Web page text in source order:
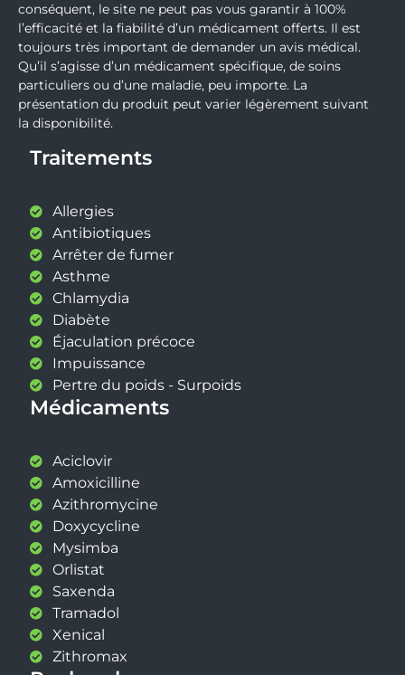
conséquent, le site ne peut pas vous garantir à 100%
l’efficacité et la fiabilité d’un médicament offerts. Il est
toujours très important de demander un avis médical.
Qu’il s’agisse d’un médicament spécifique, de soins
particuliers ou d’une maladie, peu importe. La
présentation du produit peut varier légèrement suivant
la disponibilité.
Traitements
Allergies
Antibiotiques
Arrêter de fumer
Asthme
Chlamydia
Diabète
Éjaculation précoce
Impuissance
Pertre du poids - Surpoids
Médicaments
Aciclovir
Amoxicilline
Azithromycine
Doxycycline
Mysimba
Orlistat
Saxenda
Tramadol
Xenical
Zithromax